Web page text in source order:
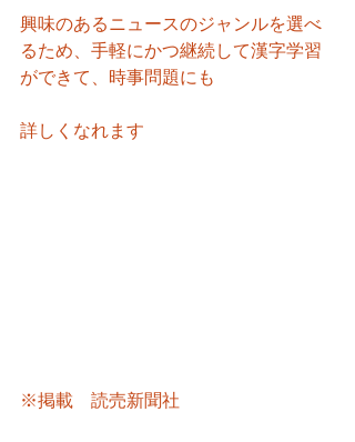
興味のあるニュースのジャンルを選べ
るため、手軽にかつ継続して漢字学習
ができて、時事問題にも
詳しくなれます
※掲載　読売新聞社